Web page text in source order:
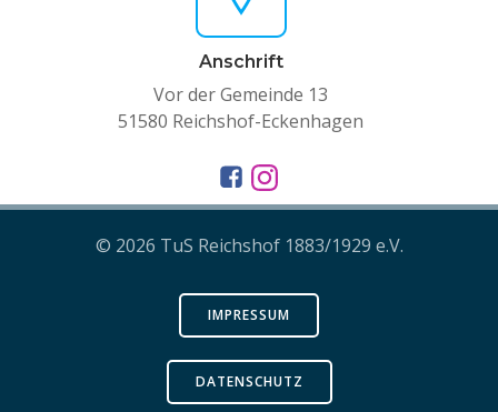
Anschrift
Vor der Gemeinde 13
51580 Reichshof-Eckenhagen
© 2026 TuS Reichshof 1883/1929 e.V.
IMPRESSUM
DATENSCHUTZ